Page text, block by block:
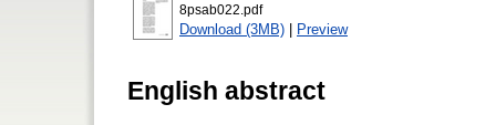
8psab022.pdf
Download (3MB) | Preview
English abstract